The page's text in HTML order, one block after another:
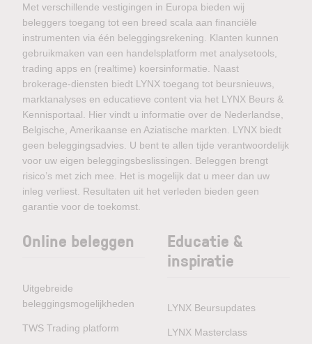
Met verschillende vestigingen in Europa bieden wij
beleggers toegang tot een breed scala aan financiële
instrumenten via één beleggingsrekening. Klanten kunnen
gebruikmaken van een handelsplatform met analysetools,
trading apps en (realtime) koersinformatie. Naast
brokerage-diensten biedt LYNX toegang tot beursnieuws,
marktanalyses en educatieve content via het LYNX Beurs &
Kennisportaal. Hier vindt u informatie over de Nederlandse,
Belgische, Amerikaanse en Aziatische markten. LYNX biedt
geen beleggingsadvies. U bent te allen tijde verantwoordelijk
voor uw eigen beleggingsbeslissingen. Beleggen brengt
risico’s met zich mee. Het is mogelijk dat u meer dan uw
inleg verliest. Resultaten uit het verleden bieden geen
garantie voor de toekomst.
Online beleggen
Uitgebreide
beleggingsmogelijkheden
TWS Trading platform
Educatie &
inspiratie
LYNX Beursupdates
LYNX Masterclass